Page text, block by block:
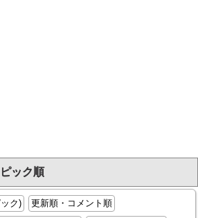
ック順
ク)
更新順・コメント順